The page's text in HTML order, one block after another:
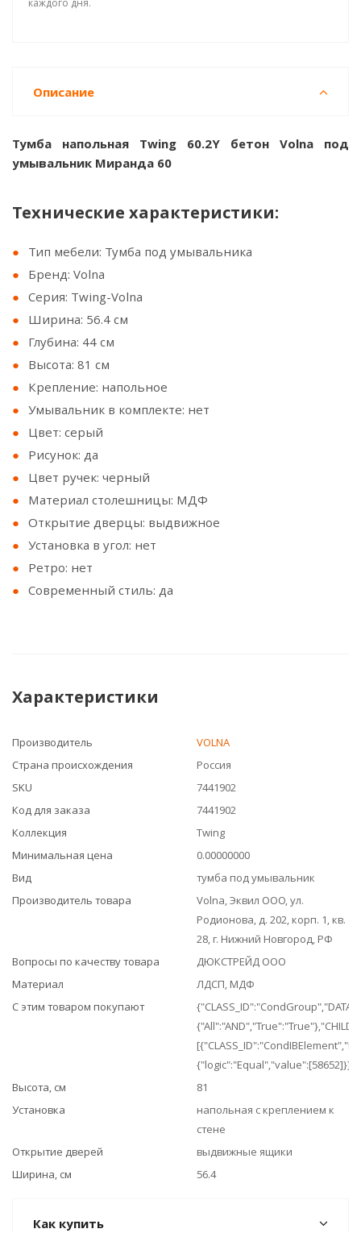
каждого дня.
Описание
Тумба напольная Twing 60.2Y бетон Volna под
умывальник Миранда 60
Технические характеристики:
Тип мебели: Тумба под умывальника
Бренд: Volna
Серия: Twing-Volna
Ширина: 56.4 см
Глубина: 44 см
Высота: 81 см
Крепление: напольное
Умывальник в комплекте: нет
Цвет: серый
Рисунок: да
Цвет ручек: черный
Материал столешницы: МДФ
Открытие дверцы: выдвижное
Установка в угол: нет
Ретро: нет
Современный стиль: да
Характеристики
Производитель
VOLNA
Страна происхождения
Россия
SKU
7441902
Код для заказа
7441902
Коллекция
Twing
Минимальная цена
0.00000000
Вид
тумба под умывальник
Производитель товара
Volna, Эквил ООО, ул.
Родионова, д. 202, корп. 1, кв.
28, г. Нижний Новгород, РФ
Вопросы по качеству товара
ДЮКСТРЕЙД ООО
Материал
ЛДСП, МДФ
С этим товаром покупают
{"CLASS_ID":"CondGroup","DATA":
{"logic":"Equal","value":[58652]}}]}
Высота, см
81
Установка
напольная с креплением к
стене
Открытие дверей
выдвижные ящики
Ширина, см
56.4
Как купить